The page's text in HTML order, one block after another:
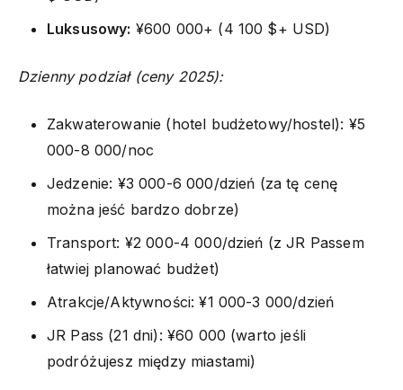
Luksusowy: ¥600 000+ (4 100 $+ USD)
Dzienny podział (ceny 2025):
Zakwaterowanie (hotel budżetowy/hostel): ¥5
000-8 000/noc
Jedzenie: ¥3 000-6 000/dzień (za tę cenę
można jeść bardzo dobrze)
Transport: ¥2 000-4 000/dzień (z JR Passem
łatwiej planować budżet)
Atrakcje/Aktywności: ¥1 000-3 000/dzień
JR Pass (21 dni): ¥60 000 (warto jeśli
podróżujesz między miastami)